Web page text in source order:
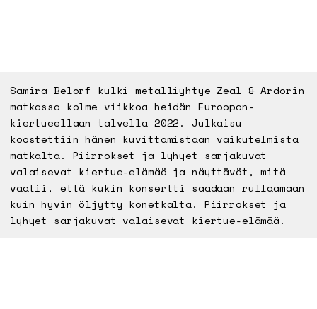
Samira Belorf kulki metalliyhtye Zeal & Ardorin
matkassa kolme viikkoa heidän Euroopan-
kiertueellaan talvella 2022. Julkaisu
koostettiin hänen kuvittamistaan vaikutelmista
matkalta. Piirrokset ja lyhyet sarjakuvat
valaisevat kiertue-elämää ja näyttävät, mitä
vaatii, että kukin konsertti saadaan rullaamaan
kuin hyvin öljytty konetkalta. Piirrokset ja
lyhyet sarjakuvat valaisevat kiertue-elämää.